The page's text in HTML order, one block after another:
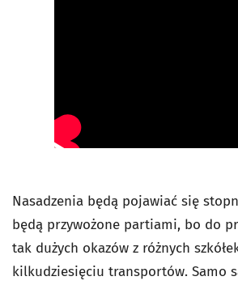
Nasadzenia będą pojawiać się
będą przywożone partiami, bo do
tak dużych okazów z różnych
kilkudziesięciu transportów. Samo